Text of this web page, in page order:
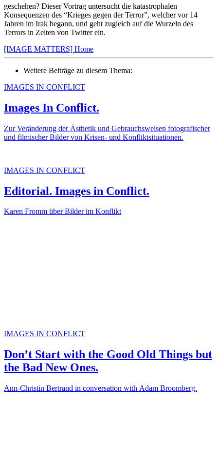
geschehen? Dieser Vortrag untersucht die katastrophalen
Konsequenzen des “Krieges gegen der Terror”, welcher vor 14
Jahren im Irak begann, und geht zugleich auf die Wurzeln des
Terrors in Zeiten von Twitter ein.
[IMAGE MATTERS] Home
Weitere Beiträge zu diesem Thema:
IMAGES IN CONFLICT
Images In Conflict.
Zur Veränderung der Ästhetik und Gebrauchsweisen fotografischer
und filmischer Bilder von Krisen- und Konfliktsituationen.
IMAGES IN CONFLICT
Editorial. Images in Conflict.
Karen Fromm über Bilder im Konflikt
IMAGES IN CONFLICT
Don’t Start with the Good Old Things but
the Bad New Ones.
Ann-Christin Bertrand in conversation with Adam Broomberg.